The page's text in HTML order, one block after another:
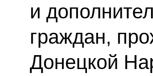
и
граждан,
Донецкой